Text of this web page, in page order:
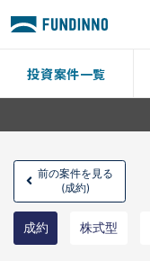
投資案件一覧
前の案件を見る
(成約)
成約 株式型